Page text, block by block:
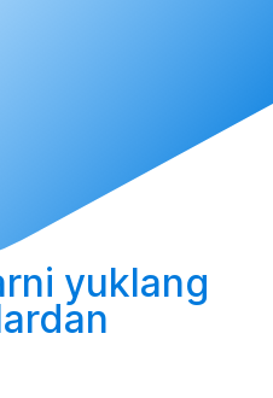
yuklang